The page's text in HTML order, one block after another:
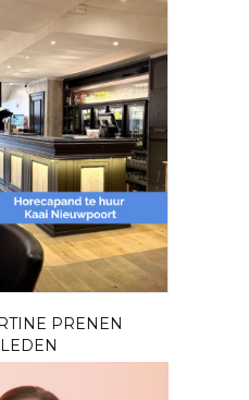
PRENEN